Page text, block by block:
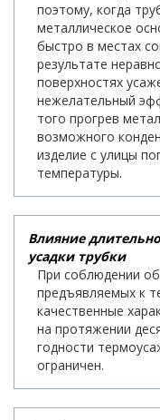
поэтому, когда
металлическое
быстро в местах
результате
поверхностях
нежелательный
того прогрев
возможного
изделие с улицы
температуры.
Влияние
усадки трубки
При соблюдении
предъявляемых к
качественные
на протяжении
годности
ограничен.